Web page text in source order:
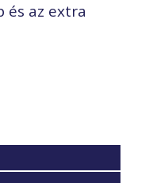
az extra